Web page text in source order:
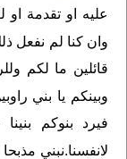
عليه او تقدمة
وان كنا لم نفعل
قائلين ما لكم
وبينكم يا بني
فيرد بنوكم
لانفسنا.نبني